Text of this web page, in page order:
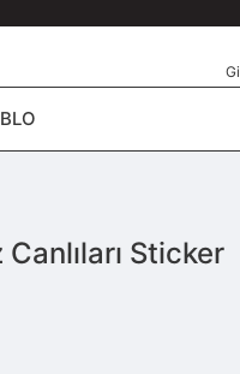
Canlıları Sticker